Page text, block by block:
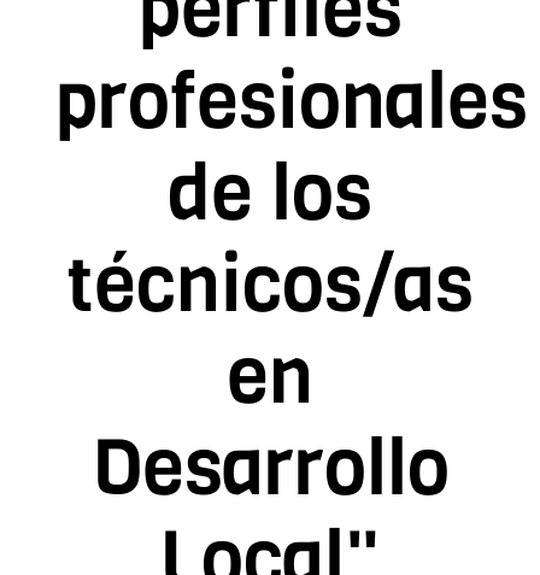
Asóciate
profesionales
de los
técnicos/as
en
Desarrollo